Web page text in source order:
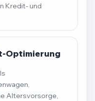
Kredit- und
Optimierung
Altersvorsorge,